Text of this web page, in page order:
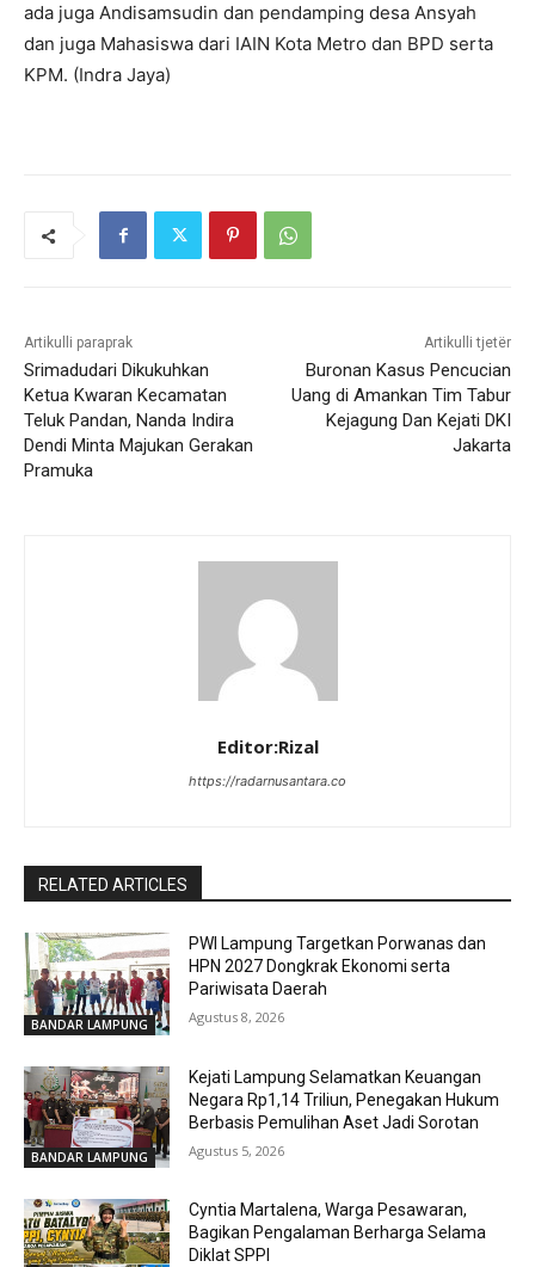
ada juga Andisamsudin dan pendamping desa Ansyah
dan juga Mahasiswa dari IAIN Kota Metro dan BPD serta
KPM. (Indra Jaya)
Artikulli paraprak
Srimadudari Dikukuhkan
Ketua Kwaran Kecamatan
Teluk Pandan, Nanda Indira
Dendi Minta Majukan Gerakan
Pramuka
Artikulli tjetër
Buronan Kasus Pencucian
Uang di Amankan Tim Tabur
Kejagung Dan Kejati DKI
Jakarta
Editor:Rizal
https://radarnusantara.co
RELATED ARTICLES
BANDAR LAMPUNG
PWI Lampung Targetkan Porwanas dan
HPN 2027 Dongkrak Ekonomi serta
Pariwisata Daerah
Agustus 8, 2026
BANDAR LAMPUNG
Kejati Lampung Selamatkan Keuangan
Negara Rp1,14 Triliun, Penegakan Hukum
Berbasis Pemulihan Aset Jadi Sorotan
Agustus 5, 2026
Cyntia Martalena, Warga Pesawaran,
Bagikan Pengalaman Berharga Selama
Diklat SPPI